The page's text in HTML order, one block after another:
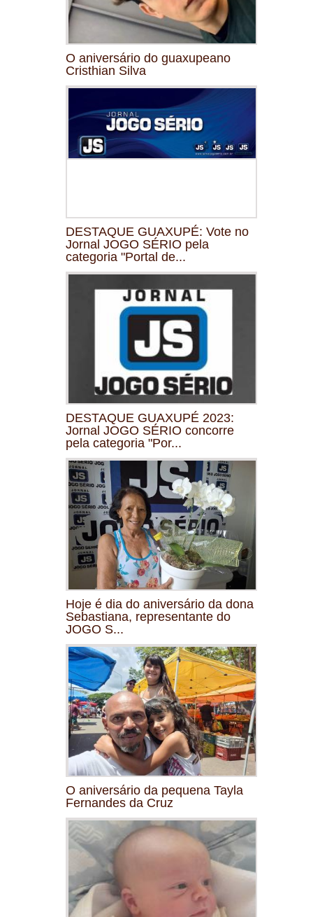
O aniversário do guaxupeano
Cristhian Silva
DESTAQUE GUAXUPÉ: Vote no
Jornal JOGO SÉRIO pela
categoria "Portal de...
DESTAQUE GUAXUPÉ 2023:
Jornal JOGO SÉRIO concorre
pela categoria "Por...
Hoje é dia do aniversário da dona
Sebastiana, representante do
JOGO S...
O aniversário da pequena Tayla
Fernandes da Cruz